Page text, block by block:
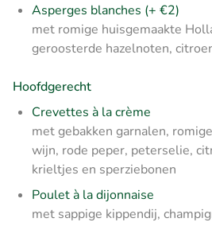
Asperges blanches (+ €2)
met romige huisgemaakte
geroosterde hazelnoten,
Hoofdgerecht
Crevettes à la crème
met gebakken garnalen,
wijn, rode peper, peterselie,
krieltjes en sperziebonen
Poulet à la dijonnaise
met sappige kippendij,